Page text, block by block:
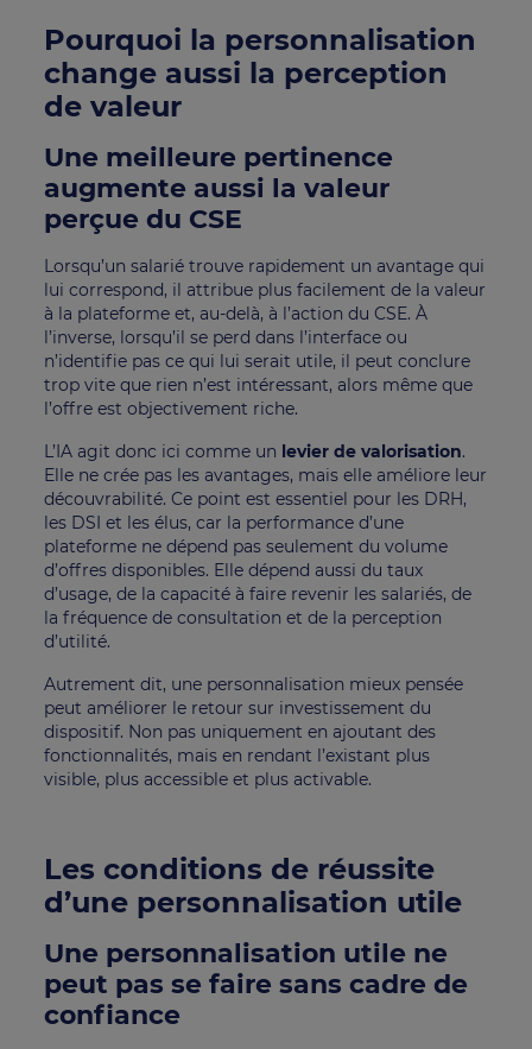
Pourquoi la personnalisation
change aussi la perception
de valeur
Une meilleure pertinence
augmente aussi la valeur
perçue du CSE
Lorsqu’un salarié trouve rapidement un avantage qui
lui correspond, il attribue plus facilement de la valeur
à la plateforme et, au-delà, à l’action du CSE. À
l’inverse, lorsqu’il se perd dans l’interface ou
n’identifie pas ce qui lui serait utile, il peut conclure
trop vite que rien n’est intéressant, alors même que
l’offre est objectivement riche.
L’IA agit donc ici comme un levier de valorisation.
Elle ne crée pas les avantages, mais elle améliore leur
découvrabilité. Ce point est essentiel pour les DRH,
les DSI et les élus, car la performance d’une
plateforme ne dépend pas seulement du volume
d’offres disponibles. Elle dépend aussi du taux
d’usage, de la capacité à faire revenir les salariés, de
la fréquence de consultation et de la perception
d’utilité.
Autrement dit, une personnalisation mieux pensée
peut améliorer le retour sur investissement du
dispositif. Non pas uniquement en ajoutant des
fonctionnalités, mais en rendant l’existant plus
visible, plus accessible et plus activable.
Les conditions de réussite
d’une personnalisation utile
Une personnalisation utile ne
peut pas se faire sans cadre de
confiance